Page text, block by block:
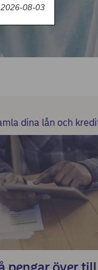
dina lån och
08-03